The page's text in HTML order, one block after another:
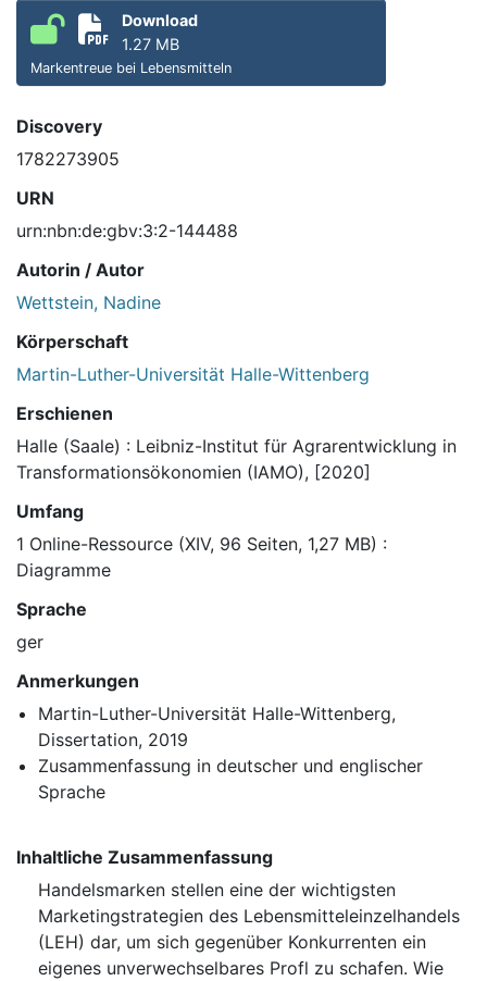
Download
1.27 MB
Markentreue bei Lebensmitteln
Discovery
1782273905
URN
urn:nbn:de:gbv:3:2-144488
Autorin / Autor
Wettstein, Nadine
Körperschaft
Martin-Luther-Universität Halle-Wittenberg
Erschienen
Halle (Saale) : Leibniz-Institut für Agrarentwicklung in
Transformationsökonomien (IAMO), [2020]
Umfang
1 Online-Ressource (XIV, 96 Seiten, 1,27 MB) :
Diagramme
Sprache
ger
Anmerkungen
Martin-Luther-Universität Halle-Wittenberg,
Dissertation, 2019
Zusammenfassung in deutscher und englischer
Sprache
Inhaltliche Zusammenfassung
Handelsmarken stellen eine der wichtigsten
Marketingstrategien des Lebensmitteleinzelhandels
(LEH) dar, um sich gegenüber Konkurrenten ein
eigenes unverwechselbares Profl zu schafen. Wie